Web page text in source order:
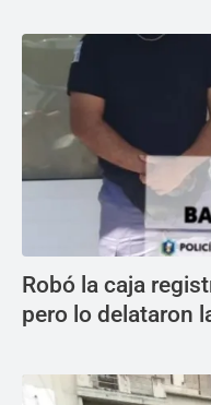
Robó la caja
pero lo delataron